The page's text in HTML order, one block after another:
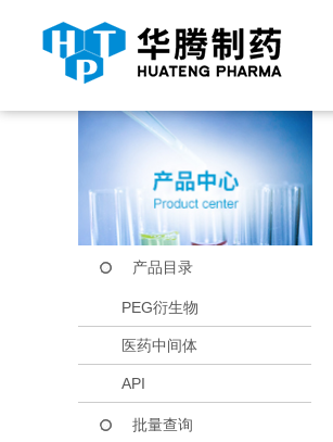
当前位置： 首页 产品中心
产品目录
PEG衍生物
医药中间体
API
批量查询